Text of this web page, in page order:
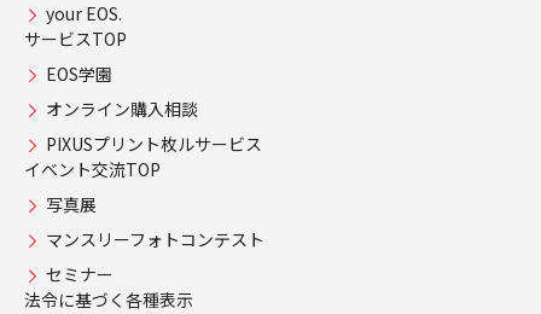
your EOS.
サービスTOP
EOS学園
オンライン購入相談
PIXUSプリント枚ルサービス
イベント交流TOP
写真展
マンスリーフォトコンテスト
セミナー
法令に基づく各種表示